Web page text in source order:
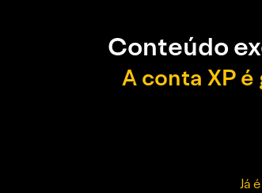
Conteúdo
A conta XP
Já